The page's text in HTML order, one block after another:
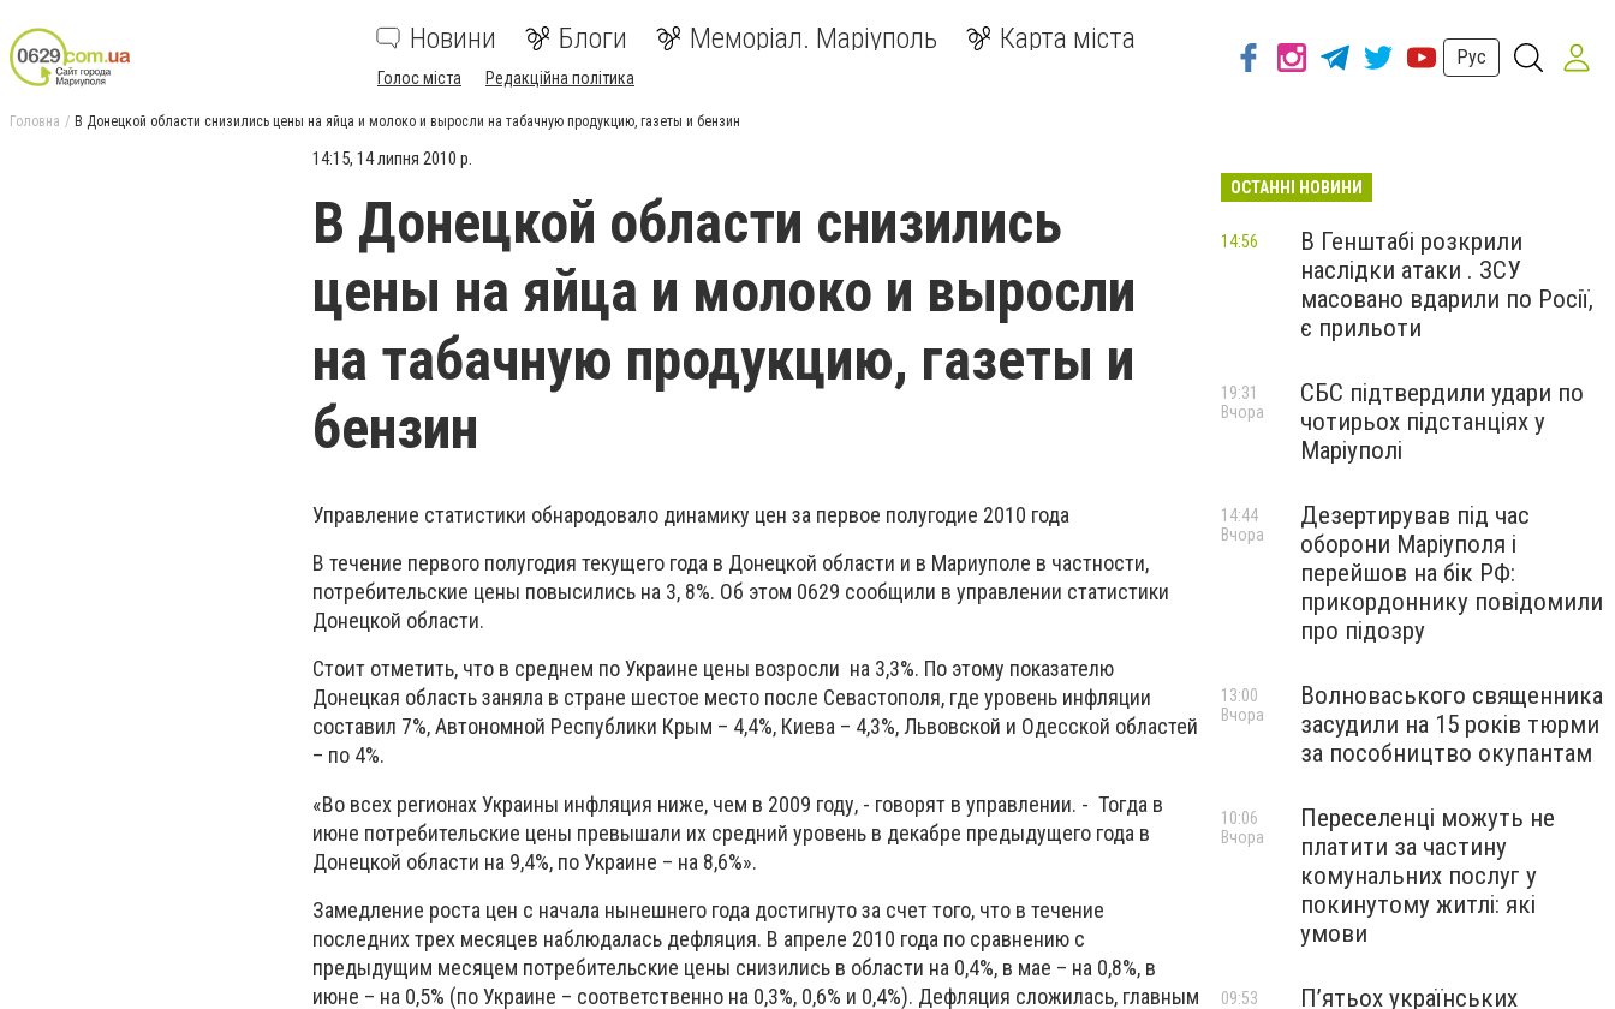
Новини Блоги Меморіал. Маріуполь Карта міста
Голос міста Редакційна політика
Рус
Головна В Донецкой области снизились цены на яйца и молоко и выросли на табачную продукцию, газеты и бензин
14:15, 14 липня 2010 р.
В Донецкой области снизились
цены на яйца и молоко и выросли
на табачную продукцию, газеты и
бензин
Управление статистики обнародовало динамику цен за первое полугодие 2010 года
В течение первого полугодия текущего года в Донецкой области и в Мариуполе в частности,
потребительские цены повысились на 3, 8%. Об этом 0629 сообщили в управлении статистики
Донецкой области.
Стоит отметить, что в среднем по Украине цены возросли на 3,3%. По этому показателю
Донецкая область заняла в стране шестое место после Севастополя, где уровень инфляции
составил 7%, Автономной Республики Крым – 4,4%, Киева – 4,3%, Львовской и Одесской областей
– по 4%.
«Во всех регионах Украины инфляция ниже, чем в 2009 году, - говорят в управлении. - Тогда в
июне потребительские цены превышали их средний уровень в декабре предыдущего года в
Донецкой области на 9,4%, по Украине – на 8,6%».
Замедление роста цен с начала нынешнего года достигнуто за счет того, что в течение
последних трех месяцев наблюдалась дефляция. В апреле 2010 года по сравнению с
предыдущим месяцем потребительские цены снизились в области на 0,4%, в мае – на 0,8%, в
июне – на 0,5% (по Украине – соответственно на 0,3%, 0,6% и 0,4%). Дефляция сложилась, главным
ОСТАННІ НОВИНИ
В Генштабі розкрили
наслідки атаки . ЗСУ
масовано вдарили по Росії,
є прильоти
14:56
СБС підтвердили удари по
чотирьох підстанціях у
Маріуполі
19:31
Вчора
Дезертирував під час
оборони Маріуполя і
перейшов на бік РФ:
прикордоннику повідомили
про підозру
14:44
Вчора
Волноваського священника
засудили на 15 років тюрми
за пособництво окупантам
13:00
Вчора
Переселенці можуть не
платити за частину
комунальних послуг у
покинутому житлі: які
умови
10:06
Вчора
П’ятьох українських
09:53